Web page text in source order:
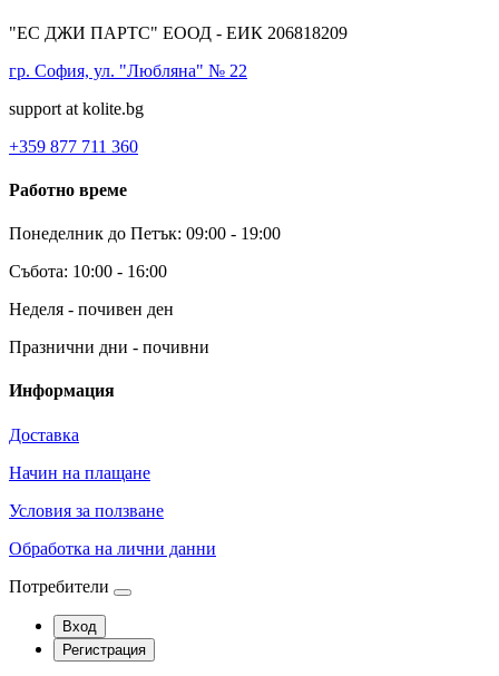
"ЕС ДЖИ ПАРТС" ЕООД - ЕИК 206818209
гр. София, ул. "Любляна" № 22
support at kolite.bg
+359 877 711 360
Работно време
Понеделник до Петък: 09:00 - 19:00
Събота: 10:00 - 16:00
Неделя - почивен ден
Празнични дни - почивни
Информация
Доставка
Начин на плащане
Условия за ползване
Обработка на лични данни
Потребители
Вход
Регистрация